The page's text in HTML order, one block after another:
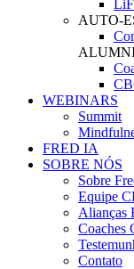
AUTO-
WEBINARS
Summit
FRED IA
SOBRE NÓS
Sobre
Equipe
Alianças
Coaches
Contato